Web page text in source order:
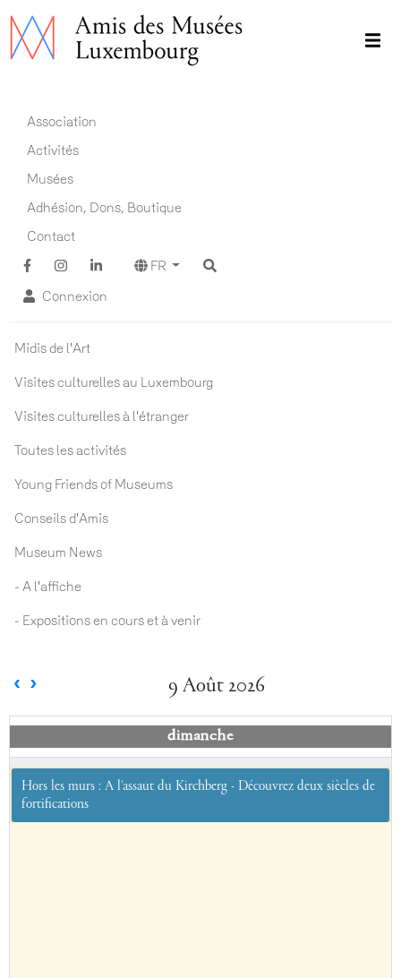
Aller
au
Main navigation FR
Association
Activités
Musées
Adhésion, Dons, Boutique
Contact
FR
Connexion
Actualités ADM
Midis de l'Art
Visites culturelles au Luxembourg
Visites culturelles à l'étranger
Toutes les activités
Young Friends of Museums
Conseils d'Amis
Museum News
- A l'affiche
- Expositions en cours et à venir
9 Août 2026
dimanche
Hors les murs : A l'assaut du Kirchberg - Découvrez deux siècles de
fortifications